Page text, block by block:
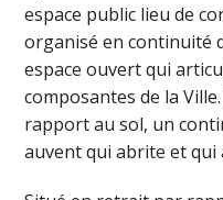
espace public lieu de
organisé en continuité
espace ouvert qui
composantes de la
rapport au sol, un
auvent qui abrite et qui